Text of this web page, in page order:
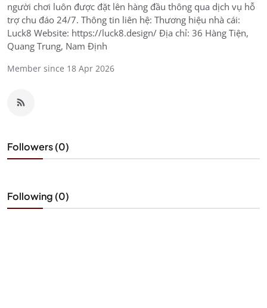
người chơi luôn được đặt lên hàng đầu thông qua dịch vụ hỗ
trợ chu đáo 24/7. Thông tin liên hệ: Thương hiệu nhà cái:
Luck8 Website: https://luck8.design/ Địa chỉ: 36 Hàng Tiện,
Quang Trung, Nam Định
Member since 18 Apr 2026
Followers (0)
Following (0)